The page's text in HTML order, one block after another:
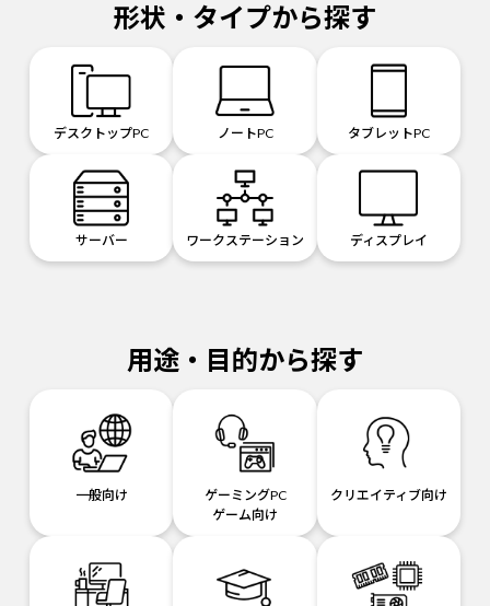
形状・タイプから探す
デスクトップPC ノートPC タブレットPC
サーバー ワークステーション ディスプレイ
用途・目的から探す
一般向け
ゲーミングPC
ゲーム向け
クリエイティブ向け